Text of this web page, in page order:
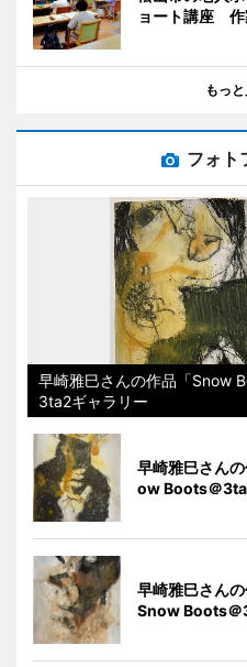
ョート講座 作
もっ
フォト
早崎雅巳さんの作品「Snow
3ta2ギャラリー
早崎雅巳さん
ow Boots＠
早崎雅巳さん
Snow Boots＠